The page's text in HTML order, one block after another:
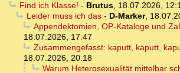
Find ich Klasse! - Brutus, 18.07.2026,
Leider muss ich das- D-Marker,
Appendektomien, OP-Kataloge und
18.07.2026, 17:47
Zusammengefasst: kaputt, kaputt,
18.07.2026, 20:18
Warum Heterosexualität mittelbar